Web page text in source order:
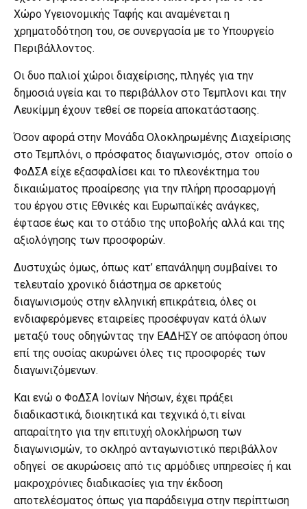
Χώρο Υγειονομικής Ταφής και αναμένεται η
χρηματοδότηση του, σε συνεργασία με το Υπουργείο
Περιβάλλοντος.
Οι δυο παλιοί χώροι διαχείρισης, πληγές για την
δημοσιά υγεία και το περιβάλλον στο Τεμπλονι και την
Λευκίμμη έχουν τεθεί σε πορεία αποκατάστασης.
Όσον αφορά στην Μονάδα Ολοκληρωμένης Διαχείρισης
στο Τεμπλόνι, ο πρόσφατος διαγωνισμός, στον οποίο ο
ΦοΔΣΑ είχε εξασφαλίσει και το πλεονέκτημα του
δικαιώματος προαίρεσης για την πλήρη προσαρμογή
του έργου στις Εθνικές και Ευρωπαϊκές ανάγκες,
έφτασε έως και το στάδιο της υποβολής αλλά και της
αξιολόγησης των προσφορών.
Δυστυχώς όμως, όπως κατ’ επανάληψη συμβαίνει το
τελευταίο χρονικό διάστημα σε αρκετούς
διαγωνισμούς στην ελληνική επικράτεια, όλες οι
ενδιαφερόμενες εταιρείες προσέφυγαν κατά όλων
μεταξύ τους οδηγώντας την ΕΑΔΗΣΥ σε απόφαση όπου
επί της ουσίας ακυρώνει όλες τις προσφορές των
διαγωνιζόμενων.
Και ενώ ο ΦοΔΣΑ Ιονίων Νήσων, έχει πράξει
διαδικαστικά, διοικητικά και τεχνικά ό,τι είναι
απαραίτητο για την επιτυχή ολοκλήρωση των
διαγωνισμών, το σκληρό ανταγωνιστικό περιβάλλον
οδηγεί σε ακυρώσεις από τις αρμόδιες υπηρεσίες ή και
μακροχρόνιες διαδικασίες για την έκδοση
αποτελέσματος όπως για παράδειγμα στην περίπτωση